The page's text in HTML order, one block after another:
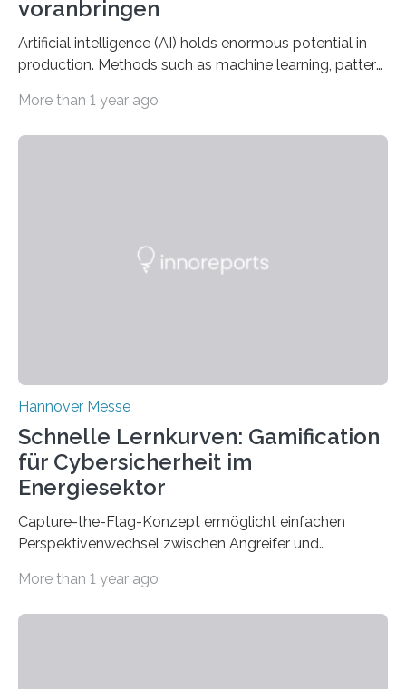
voranbringen
Artificial intelligence (AI) holds enormous potential in
production. Methods such as machine learning, pattern
insights from production data and measurements,
they will present their project and participation
More than 1 year ago
Hannover Messe
Schnelle Lernkurven: Gamification
für Cybersicherheit im
Energiesektor
Capture-the-Flag-Konzept ermöglicht einfachen
Perspektivenwechsel zwischen Angreifer und
praxisnaher Hardware mit integrierten IT/OT-Systemen
More than 1 year ago